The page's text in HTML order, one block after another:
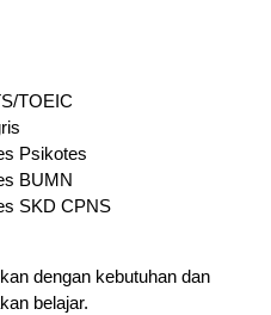
TOEIC
Psikotes
BUMN
SKD CPNS
dengan kebutuhan dan
belajar.